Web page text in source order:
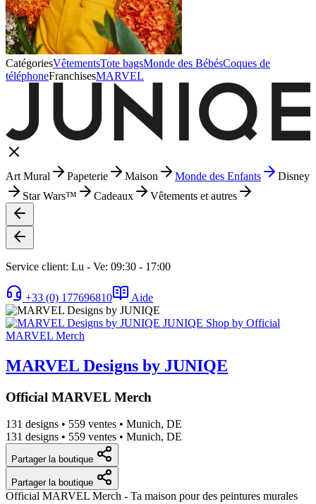
CatégoriesVêtementsTote bagsMonde des BébésCoques de
téléphoneFranchisesMARVEL
Art Mural Papeterie Maison Monde des Enfants
Disney
Star Wars™
Cadeaux Vêtements et autres
Service client: Lu - Ve: 09:30 - 17:00
+33 (0) 177696810 Aide
MARVEL Designs by JUNIQE
Official MARVEL Merch
131 designs • 559 ventes • Munich, DE
131 designs • 559 ventes • Munich, DE
Partager la boutique
Partager la boutique
Official MARVEL Merch - Ta maison pour des peintures murales